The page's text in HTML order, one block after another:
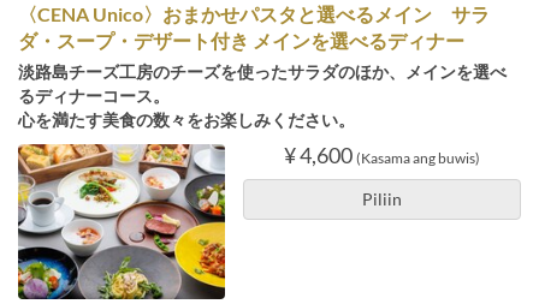
〈CENA Unico〉おまかせパスタと選べるメイン サラ
ダ・スープ・デザート付き メインを選べるディナー
淡路島チーズ工房のチーズを使ったサラダのほか、メインを選べ
るディナーコース。
心を満たす美食の数々をお楽しみください。
¥ 4,600 (Kasama ang buwis)
Piliin